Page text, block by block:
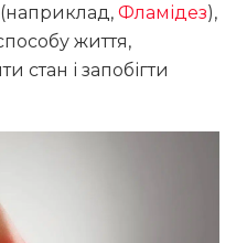
Фламідез),
життя,
стан і запобігти